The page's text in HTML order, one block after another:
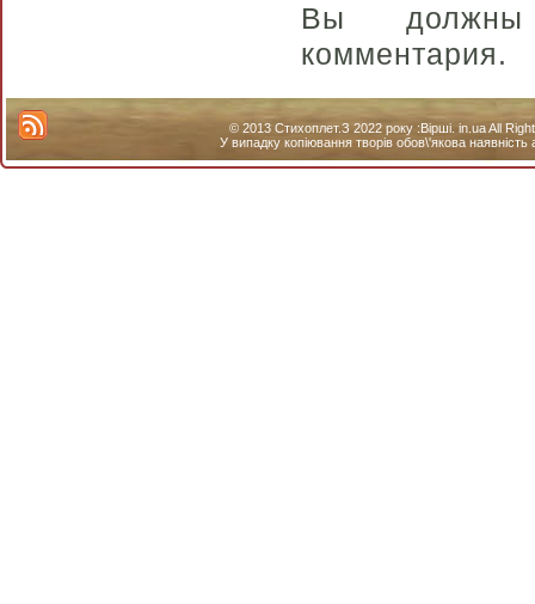
Вы
комментария.
© 2013 Стихоплет.З 2022 року :Вірші. in.ua All
У випадку копіювання творів обов\'якова наявність